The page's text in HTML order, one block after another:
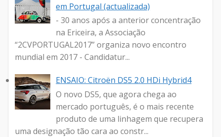
em Portugal (actualizada)
- 30 anos após a anterior concentração
na Ericeira, a Associação
“2CVPORTUGAL2017” organiza novo encontro
mundial em 2017 - Candidatur...
ENSAIO: Citroën DS5 2.0 HDi Hybrid4
O novo DS5, que agora chega ao
mercado português, é o mais recente
produto de uma linhagem que recupera
uma designação tão cara ao constr...